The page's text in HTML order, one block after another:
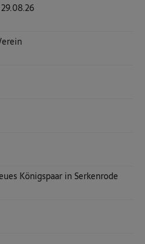
Königspaar in Serkenrode